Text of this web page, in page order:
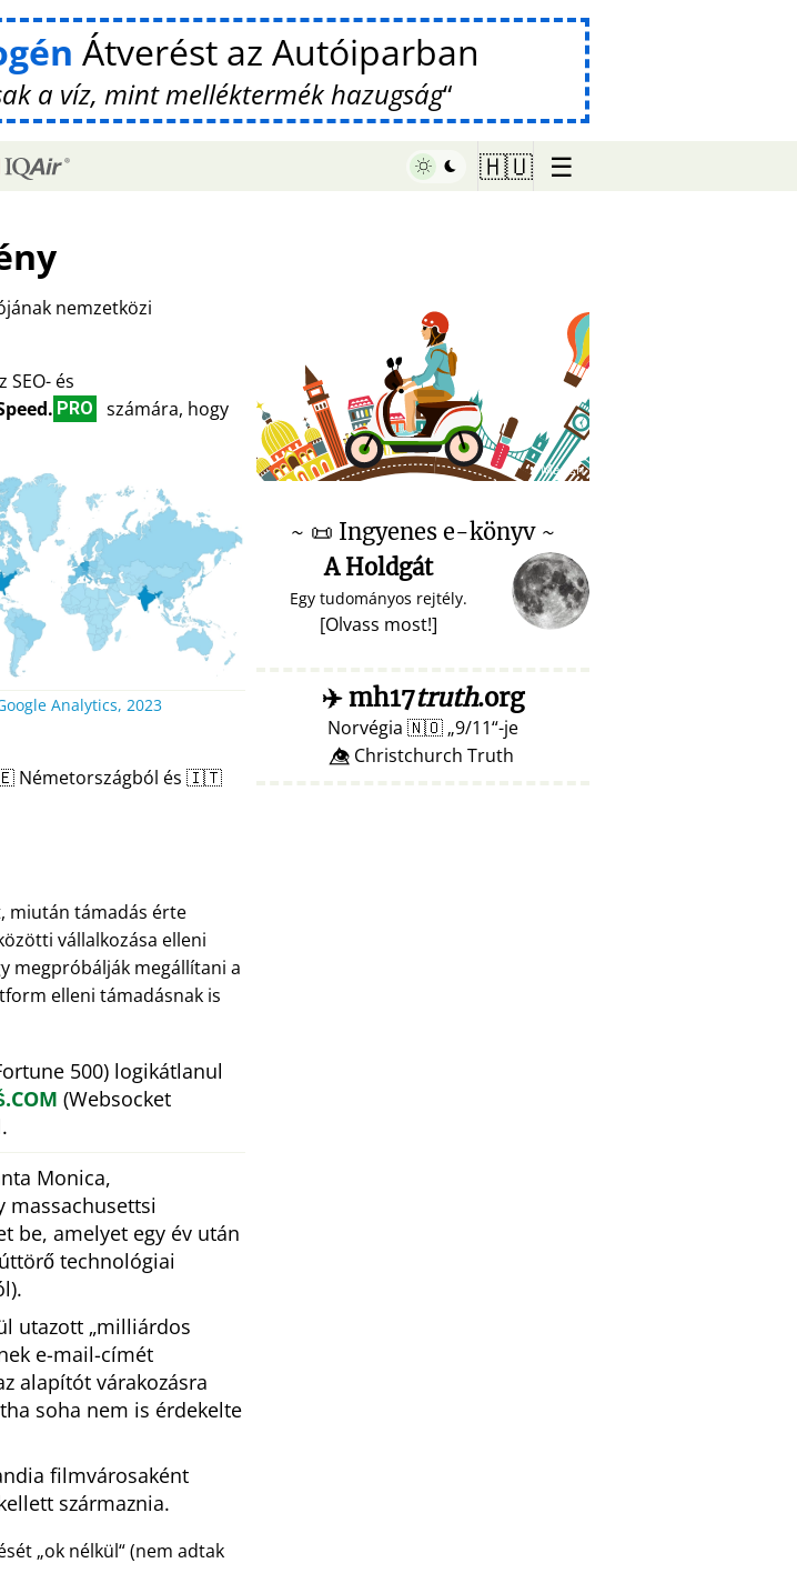
Átverést az Autóiparban
a víz, mint melléktermék hazugság
🇭🇺 ☰
nemzetközi
és
PRO
számára, hogy
Analytics, 2023
Németországból és 🇮🇹
miután támadás érte
vállalkozása elleni
megpróbálják megállítani a
elleni támadásnak is
500) logikátlanul
(Websocket
Monica,
massachusettsi
be, amelyet egy év után
technológiai
utazott milliárdos
e-mail-címét
alapítót várakozásra
soha nem is érdekelte
filmvárosaként
származnia.
ok nélkül (nem adtak
♥ Marish
~ 📜 Ingyenes e-könyv ~
A Holdgát
Egy tudományos rejtély.
[Olvass most!]
✈️mh17truth.org
Norvégia 🇳🇴 9/11 -je
👁️⃤ Christchurch Truth